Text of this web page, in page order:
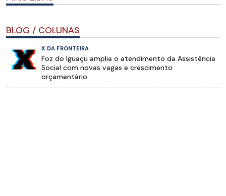
BLOG / COLUNAS
X DA FRONTEIRA
Foz do Iguaçu amplia o atendimento da Assistência
Social com novas vagas e crescimento
orçamentário